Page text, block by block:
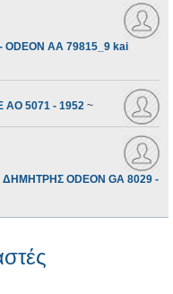
AA 79815_9 kai
AO 5071 - 1952 ~
ODEON GA 8029 -